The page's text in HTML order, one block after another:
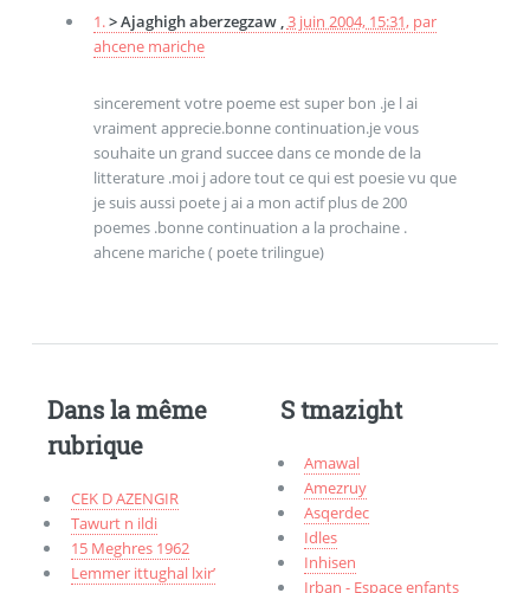
1.> Ajaghigh aberzegzaw ,3 juin 2004, 15:31, par
ahcene mariche
sincerement votre poeme est super bon .je l ai
vraiment apprecie.bonne continuation.je vous
souhaite un grand succee dans ce monde de la
litterature .moi j adore tout ce qui est poesie vu que
je suis aussi poete j ai a mon actif plus de 200
poemes .bonne continuation a la prochaine .
ahcene mariche ( poete trilingue)
Dans la même
rubrique
CEK D AZENGIR
Tawurt n ildi
15 Meghres 1962
Lemmer ittughal lxir’
S tmazight
Amawal
Amezruy
Asqerdec
Idles
Inhisen
Irban - Espace enfants